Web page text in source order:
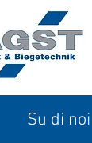
Su di noi